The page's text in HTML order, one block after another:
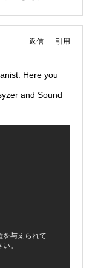
返信 引用
Here you
and Sound